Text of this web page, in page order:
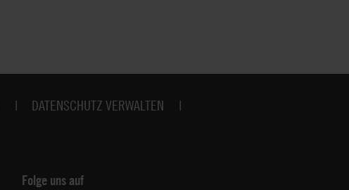
DATENSCHUTZ VERWALTEN
Folge uns auf